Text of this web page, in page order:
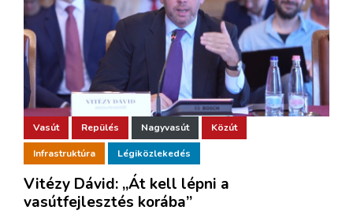
Vasút Repülés Nagyvasút Közút
Infrastruktúra Légiközlekedés
Vitézy Dávid: „Át kell lépni a
vasútfejlesztés korába”